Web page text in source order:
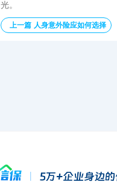
光。
上一篇 人身意外险应如何选择